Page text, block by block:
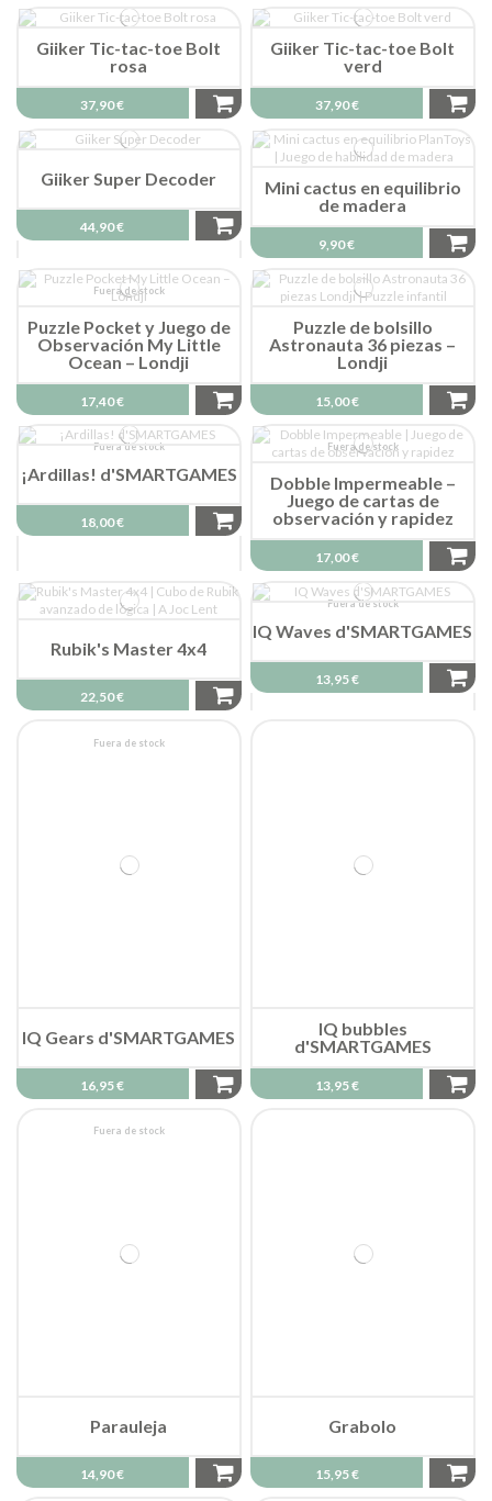
Giiker Tic-tac-toe Bolt
rosa
37,90 €
Giiker Tic-tac-toe Bolt
verd
37,90 €
Giiker Super Decoder
44,90 €
Mini cactus en equilibrio
de madera
9,90 €
Fuera de stock
Puzzle Pocket y Juego de
Observación My Little
Ocean – Londji
17,40 €
Puzzle de bolsillo
Astronauta 36 piezas –
Londji
15,00 €
Fuera de stock
¡Ardillas! d'SMARTGAMES
18,00 €
Fuera de stock
Dobble Impermeable –
Juego de cartas de
observación y rapidez
17,00 €
Rubik's Master 4x4
22,50 €
Fuera de stock
IQ Waves d'SMARTGAMES
13,95 €
Fuera de stock
IQ Gears d'SMARTGAMES
16,95 €
IQ bubbles
d'SMARTGAMES
13,95 €
Fuera de stock
Parauleja
14,90 €
Grabolo
15,95 €